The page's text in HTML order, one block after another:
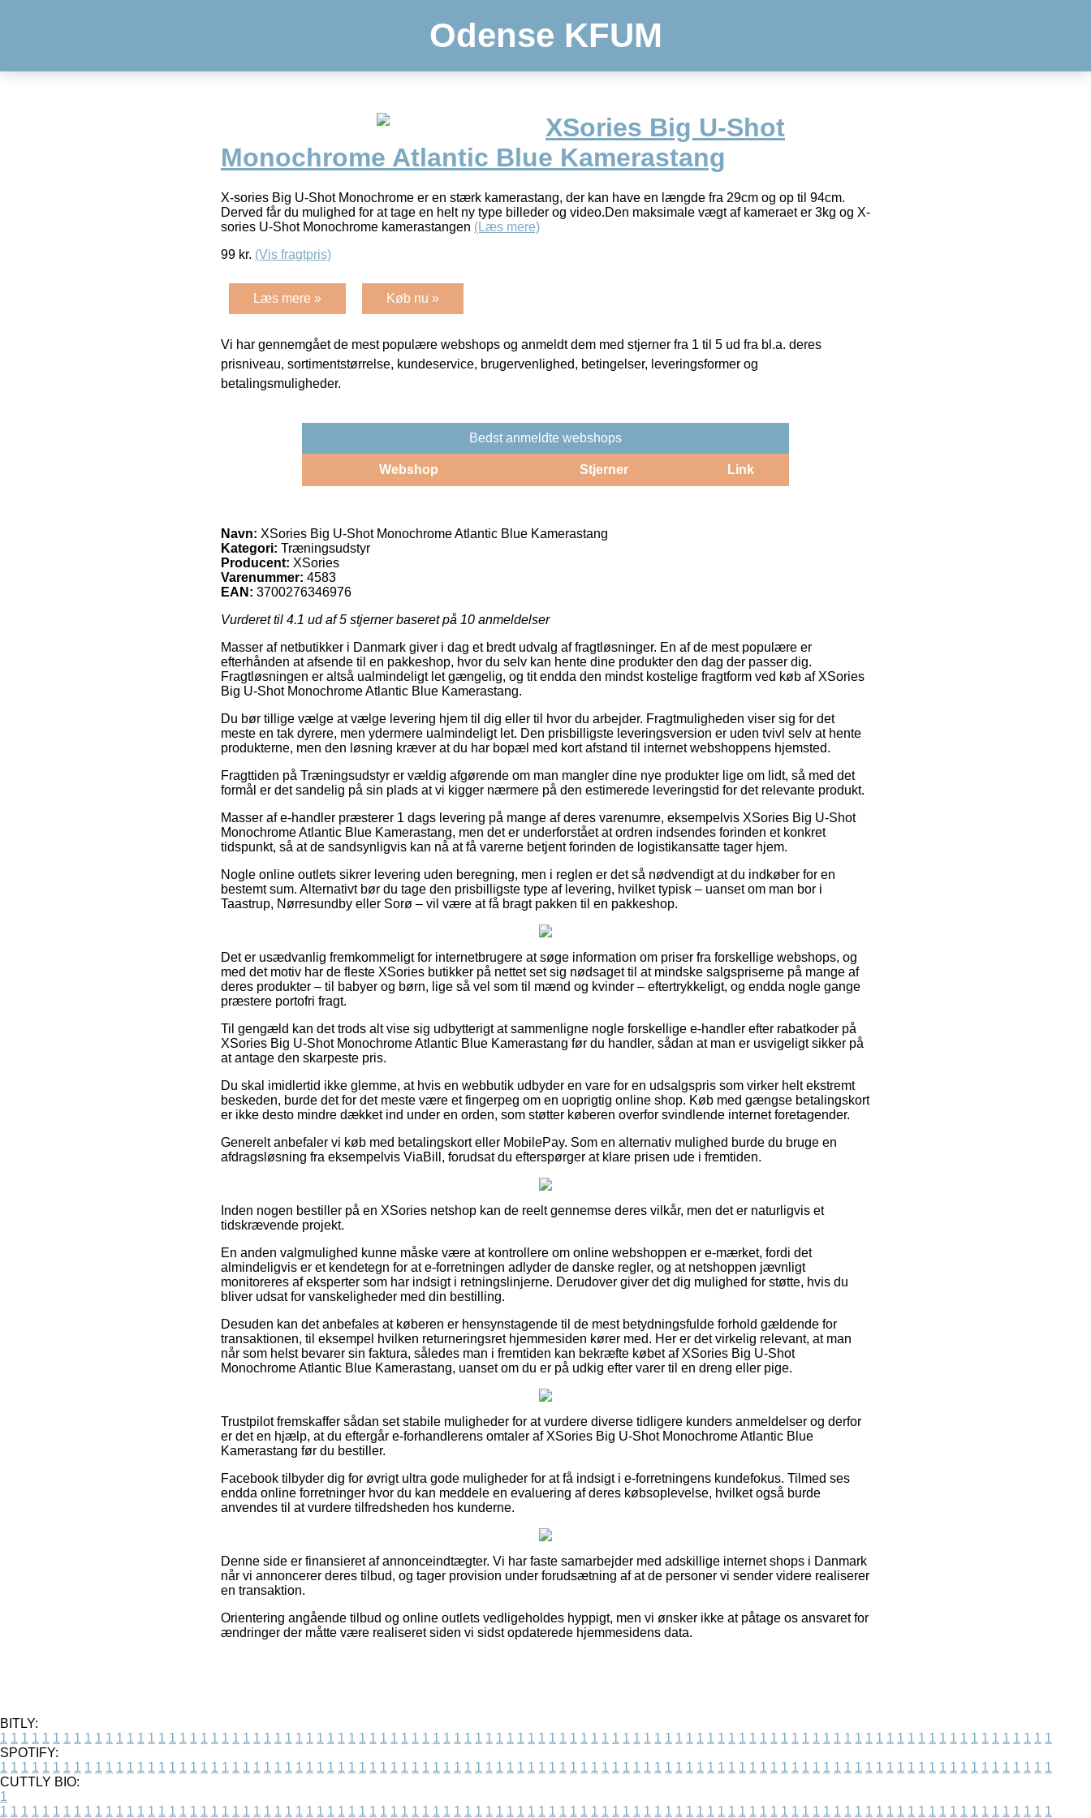
Odense KFUM
XSories Big U-Shot
Monochrome Atlantic Blue Kamerastang
X-sories Big U-Shot Monochrome er en stærk kamerastang, der kan have en længde fra 29cm og op til 94cm.
Derved får du mulighed for at tage en helt ny type billeder og video.Den maksimale vægt af kameraet er 3kg og X-
sories U-Shot Monochrome kamerastangen (Læs mere)
99 kr. (Vis fragtpris)
Læs mere » Køb nu »
Vi har gennemgået de mest populære webshops og anmeldt dem med stjerner fra 1 til 5 ud fra bl.a. deres
prisniveau, sortimentstørrelse, kundeservice, brugervenlighed, betingelser, leveringsformer og
betalingsmuligheder.
Bedst anmeldte webshops
Webshop Stjerner Link
Navn: XSories Big U-Shot Monochrome Atlantic Blue Kamerastang
Kategori: Træningsudstyr
Producent: XSories
Varenummer: 4583
EAN: 3700276346976
Vurderet til 4.1 ud af 5 stjerner baseret på 10 anmeldelser
Masser af netbutikker i Danmark giver i dag et bredt udvalg af fragtløsninger. En af de mest populære er
efterhånden at afsende til en pakkeshop, hvor du selv kan hente dine produkter den dag der passer dig.
Fragtløsningen er altså ualmindeligt let gængelig, og tit endda den mindst kostelige fragtform ved køb af XSories
Big U-Shot Monochrome Atlantic Blue Kamerastang.
Du bør tillige vælge at vælge levering hjem til dig eller til hvor du arbejder. Fragtmuligheden viser sig for det
meste en tak dyrere, men ydermere ualmindeligt let. Den prisbilligste leveringsversion er uden tvivl selv at hente
produkterne, men den løsning kræver at du har bopæl med kort afstand til internet webshoppens hjemsted.
Fragttiden på Træningsudstyr er vældig afgørende om man mangler dine nye produkter lige om lidt, så med det
formål er det sandelig på sin plads at vi kigger nærmere på den estimerede leveringstid for det relevante produkt.
Masser af e-handler præsterer 1 dags levering på mange af deres varenumre, eksempelvis XSories Big U-Shot
Monochrome Atlantic Blue Kamerastang, men det er underforstået at ordren indsendes forinden et konkret
tidspunkt, så at de sandsynligvis kan nå at få varerne betjent forinden de logistikansatte tager hjem.
Nogle online outlets sikrer levering uden beregning, men i reglen er det så nødvendigt at du indkøber for en
bestemt sum. Alternativt bør du tage den prisbilligste type af levering, hvilket typisk – uanset om man bor i
Taastrup, Nørresundby eller Sorø – vil være at få bragt pakken til en pakkeshop.
Det er usædvanlig fremkommeligt for internetbrugere at søge information om priser fra forskellige webshops, og
med det motiv har de fleste XSories butikker på nettet set sig nødsaget til at mindske salgspriserne på mange af
deres produkter – til babyer og børn, lige så vel som til mænd og kvinder – eftertrykkeligt, og endda nogle gange
præstere portofri fragt.
Til gengæld kan det trods alt vise sig udbytterigt at sammenligne nogle forskellige e-handler efter rabatkoder på
XSories Big U-Shot Monochrome Atlantic Blue Kamerastang før du handler, sådan at man er usvigeligt sikker på
at antage den skarpeste pris.
Du skal imidlertid ikke glemme, at hvis en webbutik udbyder en vare for en udsalgspris som virker helt ekstremt
beskeden, burde det for det meste være et fingerpeg om en uoprigtig online shop. Køb med gængse betalingskort
er ikke desto mindre dækket ind under en orden, som støtter køberen overfor svindlende internet foretagender.
Generelt anbefaler vi køb med betalingskort eller MobilePay. Som en alternativ mulighed burde du bruge en
afdragsløsning fra eksempelvis ViaBill, forudsat du efterspørger at klare prisen ude i fremtiden.
Inden nogen bestiller på en XSories netshop kan de reelt gennemse deres vilkår, men det er naturligvis et
tidskrævende projekt.
En anden valgmulighed kunne måske være at kontrollere om online webshoppen er e-mærket, fordi det
almindeligvis er et kendetegn for at e-forretningen adlyder de danske regler, og at netshoppen jævnligt
monitoreres af eksperter som har indsigt i retningslinjerne. Derudover giver det dig mulighed for støtte, hvis du
bliver udsat for vanskeligheder med din bestilling.
Desuden kan det anbefales at køberen er hensynstagende til de mest betydningsfulde forhold gældende for
transaktionen, til eksempel hvilken returneringsret hjemmesiden kører med. Her er det virkelig relevant, at man
når som helst bevarer sin faktura, således man i fremtiden kan bekræfte købet af XSories Big U-Shot
Monochrome Atlantic Blue Kamerastang, uanset om du er på udkig efter varer til en dreng eller pige.
Trustpilot fremskaffer sådan set stabile muligheder for at vurdere diverse tidligere kunders anmeldelser og derfor
er det en hjælp, at du eftergår e-forhandlerens omtaler af XSories Big U-Shot Monochrome Atlantic Blue
Kamerastang før du bestiller.
Facebook tilbyder dig for øvrigt ultra gode muligheder for at få indsigt i e-forretningens kundefokus. Tilmed ses
endda online forretninger hvor du kan meddele en evaluering af deres købsoplevelse, hvilket også burde
anvendes til at vurdere tilfredsheden hos kunderne.
Denne side er finansieret af annonceindtægter. Vi har faste samarbejder med adskillige internet shops i Danmark
når vi annoncerer deres tilbud, og tager provision under forudsætning af at de personer vi sender videre realiserer
en transaktion.
Orientering angående tilbud og online outlets vedligeholdes hyppigt, men vi ønsker ikke at påtage os ansvaret for
ændringer der måtte være realiseret siden vi sidst opdaterede hjemmesidens data.
BITLY:
1 1 1 1 1 1 1 1 1 1 1 1 1 1 1 1 1 1 1 1 1 1 1 1 1 1 1 1 1 1 1 1 1 1 1 1 1 1 1 1 1 1 1 1 1 1 1 1 1 1 1 1 1 1 1 1 1 1 1 1 1 1 1 1 1 1 1 1 1 1 1 1 1 1 1 1 1 1 1 1 1 1 1 1 1 1 1 1 1 1 1 1 1 1 1 1 1 1 1 1
SPOTIFY:
1 1 1 1 1 1 1 1 1 1 1 1 1 1 1 1 1 1 1 1 1 1 1 1 1 1 1 1 1 1 1 1 1 1 1 1 1 1 1 1 1 1 1 1 1 1 1 1 1 1 1 1 1 1 1 1 1 1 1 1 1 1 1 1 1 1 1 1 1 1 1 1 1 1 1 1 1 1 1 1 1 1 1 1 1 1 1 1 1 1 1 1 1 1 1 1 1 1 1 1
CUTTLY BIO:
1
1 1 1 1 1 1 1 1 1 1 1 1 1 1 1 1 1 1 1 1 1 1 1 1 1 1 1 1 1 1 1 1 1 1 1 1 1 1 1 1 1 1 1 1 1 1 1 1 1 1 1 1 1 1 1 1 1 1 1 1 1 1 1 1 1 1 1 1 1 1 1 1 1 1 1 1 1 1 1 1 1 1 1 1 1 1 1 1 1 1 1 1 1 1 1 1 1 1 1 1